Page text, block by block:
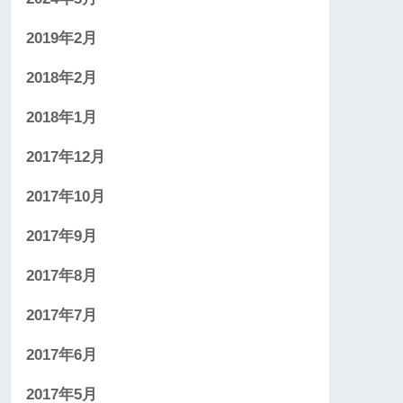
2019年2月
2018年2月
2018年1月
2017年12月
2017年10月
2017年9月
2017年8月
2017年7月
2017年6月
2017年5月